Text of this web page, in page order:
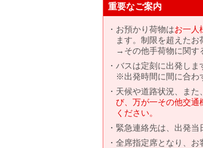
重要なご案内
お預かり荷物はお一人
ます。制限を超えたお
→その他手荷物に関す
バスは定刻に出発しま
※出発時間に間に合わ
天候や道路状況、また
び、万が一その他交通
ください。
緊急連絡先は、出発当
全席指定席となり、お